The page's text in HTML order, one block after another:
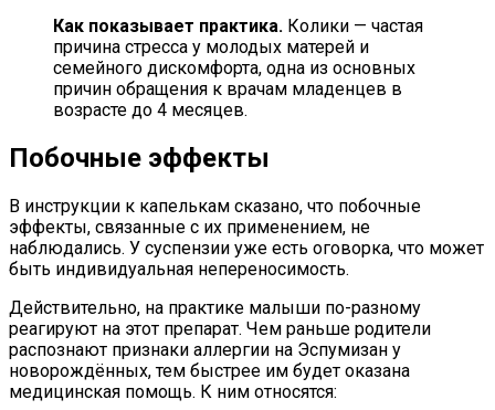
Как показывает практика. Колики — частая
причина стресса у молодых матерей и
семейного дискомфорта, одна из основных
причин обращения к врачам младенцев в
возрасте до 4 месяцев.
Побочные эффекты
В инструкции к капелькам сказано, что побочные
эффекты, связанные с их применением, не
наблюдались. У суспензии уже есть оговорка, что может
быть индивидуальная непереносимость.
Действительно, на практике малыши по-разному
реагируют на этот препарат. Чем раньше родители
распознают признаки аллергии на Эспумизан у
новорождённых, тем быстрее им будет оказана
медицинская помощь. К ним относятся: